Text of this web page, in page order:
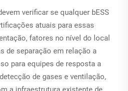
verificar se qualquer bESS
atuais para essas
fatores no nível do local
de separação em relação a
para equipes de resposta a
de gases e ventilação,